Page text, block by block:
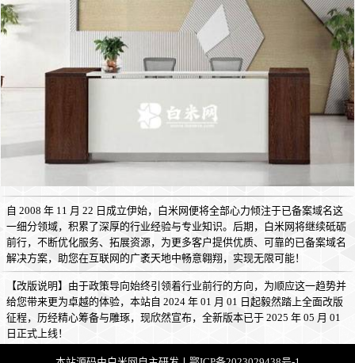
自 2008 年 11 月 22 日成立伊始，白米网便将全部心力倾注于已备案域名这
一细分领域，积累了深厚的行业经验与专业知识。后期，白米网将继续砥砺
前行，不断优化服务、拓展资源，为更多客户提供优质、可靠的已备案域名
解决方案，助您在互联网的广袤天地中畅意翱翔，实现无限可能！
【改版说明】由于政策导向始终引领着行业前行的方向，为顺应这一趋势并
给您带来更为卓越的体验，本站自 2024 年 01 月 01 日起毅然踏上全面改版
征程，历经精心筹备与雕琢，现欣然宣布，全新版本已于 2025 年 05 月 01
日正式上线！